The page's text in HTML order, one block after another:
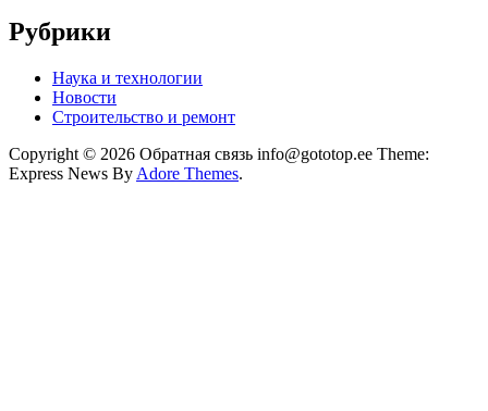
Рубрики
Наука и технологии
Новости
Строительство и ремонт
Copyright © 2026 Обратная связь info@gototop.ee Theme:
Express News By Adore Themes.